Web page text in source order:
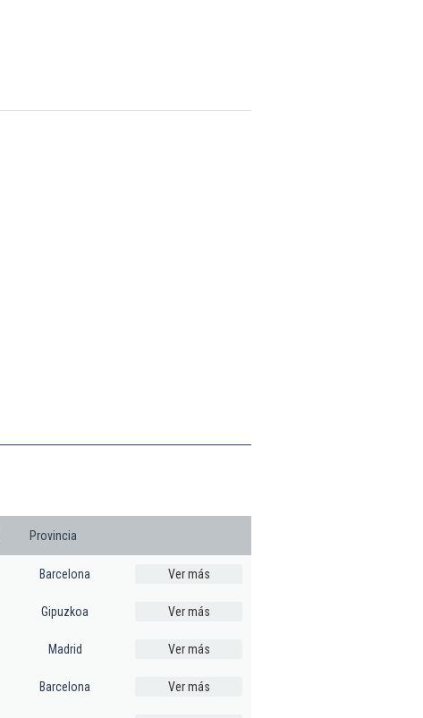
Provincia
Barcelona Ver más
Gipuzkoa Ver más
Madrid Ver más
Barcelona Ver más